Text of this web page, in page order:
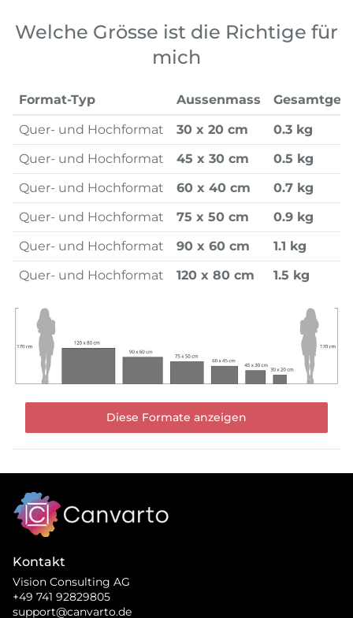
Welche Grösse ist die Richtige für
mich
Format-Typ Aussenmass
Quer- und Hochformat
30 x 20 cm
0.3 kg
Quer- und Hochformat
45 x 30 cm
0.5 kg
Quer- und Hochformat
60 x 40 cm
0.7 kg
Quer- und Hochformat
75 x 50 cm
0.9 kg
Quer- und Hochformat
90 x 60 cm
1.1 kg
Quer- und Hochformat
120 x 80 cm 1.5 kg
Diese Formate anzeigen
Kontakt
Vision Consulting AG
+49 741 92829805
support@canvarto.de